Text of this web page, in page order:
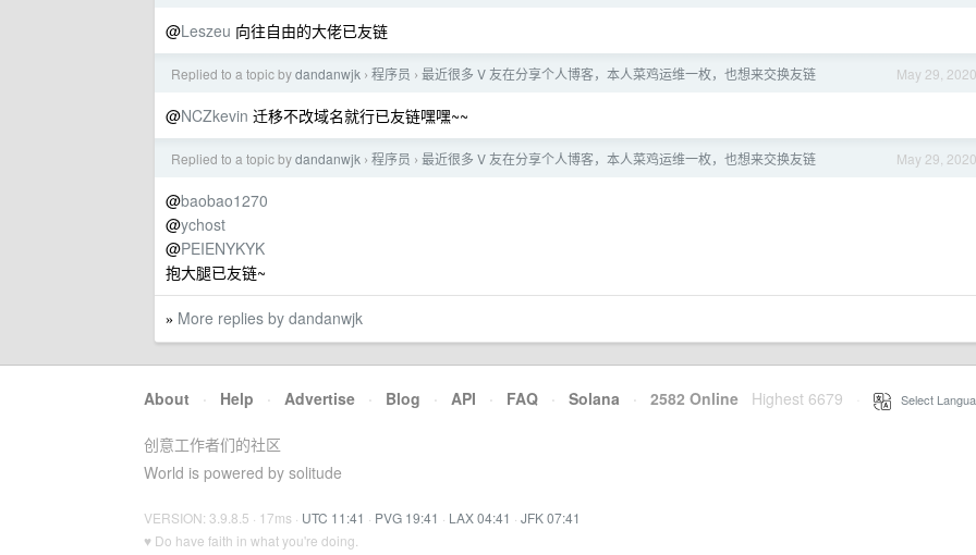
@Leszeu 向往自由的大佬已友链
May 29, 2020
Replied to a topic bydandanwjk › 程序员 › 最近很多 V 友在分享个人博客，本人菜鸡运维一枚，也想来交换友链
@NCZkevin 迁移不改域名就行已友链嘿嘿~~
May 29, 2020
Replied to a topic bydandanwjk › 程序员 › 最近很多 V 友在分享个人博客，本人菜鸡运维一枚，也想来交换友链
@baobao1270
@ychost
@PEIENYKYK
抱大腿已友链~
» More replies by dandanwjk
About · Help · Advertise · Blog · API · FAQ · Solana · 2582 Online Highest 6679 Select
创意工作者们的社区
World is powered by solitude
VERSION: 3.9.8.5 · 17ms · UTC 11:41 · PVG 19:41 · LAX 04:41 · JFK 07:41
♥ Do have faith in what you're doing.